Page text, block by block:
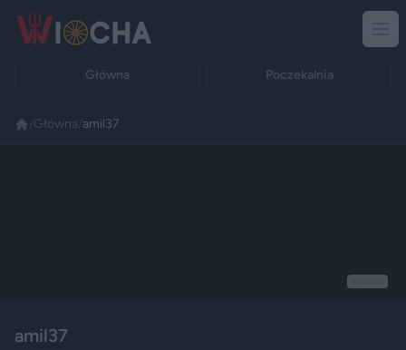
Główna Poczekalnia
Główna amil37
amil37